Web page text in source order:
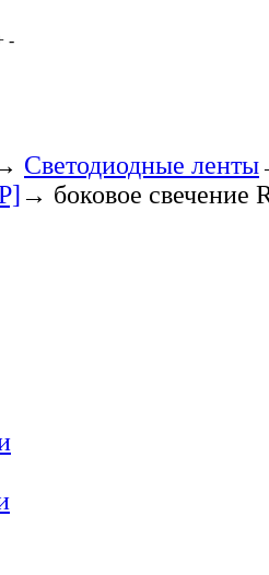
-
Светодиодные ленты
→ боковое свечение